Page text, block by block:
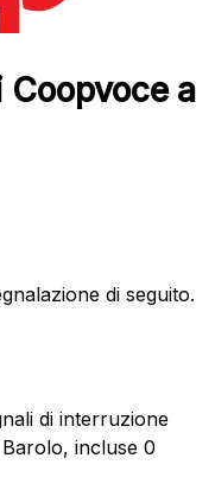
a
di seguito.
di interruzione
incluse 0